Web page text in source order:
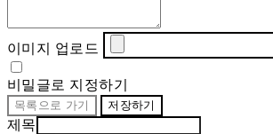
이미지 업로드
비밀글로 지정하기
목록으로 가기 저장하기
제목